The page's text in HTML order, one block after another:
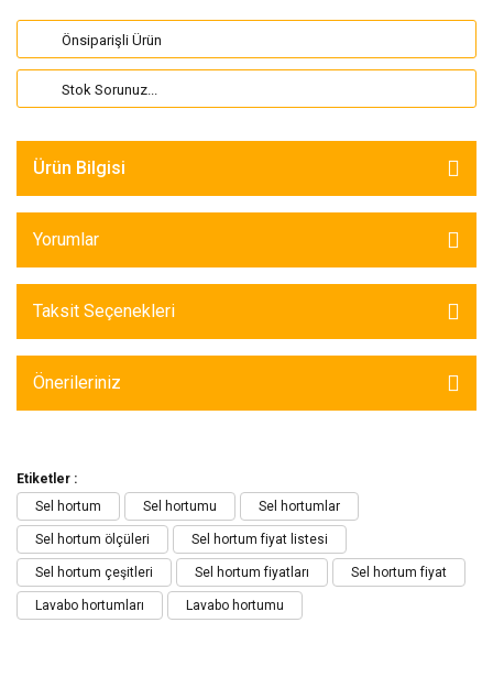
Önsiparişli Ürün
Stok Sorunuz...
Ürün Bilgisi
Yorumlar
Taksit Seçenekleri
Önerileriniz
Etiketler :
Sel hortum
Sel hortumu Sel hortumlar
Sel hortum ölçüleri Sel hortum fiyat listesi
Sel hortum çeşitleri Sel hortum fiyatları Sel hortum fiyat
Lavabo hortumları Lavabo hortumu